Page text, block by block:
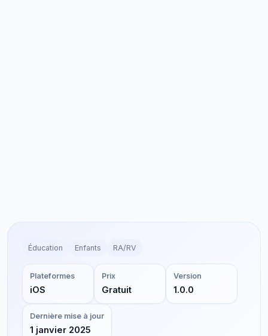
Éducation Enfants RA/RV
Plateformes
iOS
Prix
Gratuit
Version
1.0.0
Dernière mise à jour
1 janvier 2025